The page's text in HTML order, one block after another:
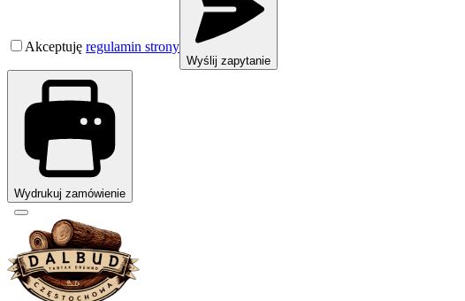
Akceptuję regulamin strony
Wyślij zapytanie
Wydrukuj zamówienie